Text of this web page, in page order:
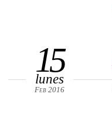
15
lunes
Feb 2016